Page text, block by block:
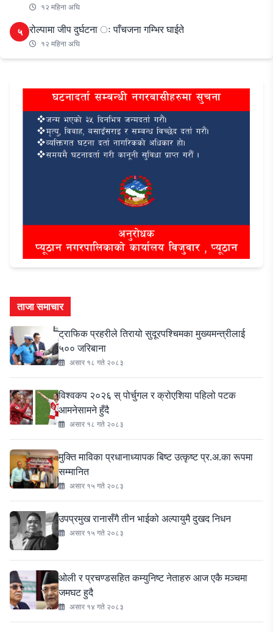
१२ महिना अघि
५ रोल्पामा जीप दुर्घटना ः पाँचजना गम्भिर घाईते
१२ महिना अघि
ताजा समाचार
ट्राफिक प्रहरीले तिरायो सुदूरपश्चिमका मुख्यमन्त्रीलाई
५०० जरिबाना
असार १८ गते २०८३
विश्वकप २०२६ स् पोर्चुगल र क्रोएशिया पहिलो पटक
आमनेसामने हुँदै
असार १८ गते २०८३
मुक्ति माविका प्रधानाध्यापक बिष्ट उत्कृष्ट प्र.अ.का रूपमा
सम्मानित
असार १५ गते २०८३
उपप्रमुख रानासँगै तीन भाईको अल्पायुमै दुखद निधन
असार १५ गते २०८३
ओली र प्रचण्डसहित कम्युनिष्ट नेताहरु आज एकै मञ्चमा
जमघट हुदै
असार १४ गते २०८३